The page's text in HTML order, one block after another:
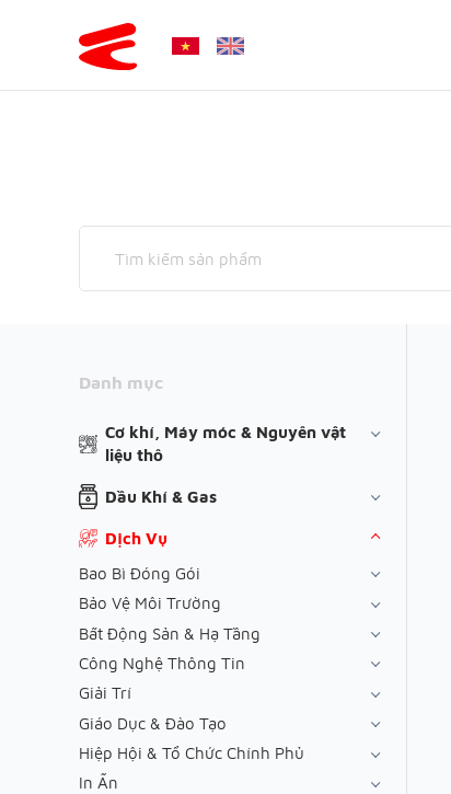
Danh mục
Cơ khí, Máy móc & Nguyên vật
liệu thô
Dầu Khí & Gas
Dịch Vụ
Bao Bì Đóng Gói
Bảo Vệ Môi Trường
Bất Động Sản & Hạ Tầng
Công Nghệ Thông Tin
Giải Trí
Giáo Dục & Đào Tạo
Hiệp Hội & Tổ Chức Chính Phủ
In Ấn